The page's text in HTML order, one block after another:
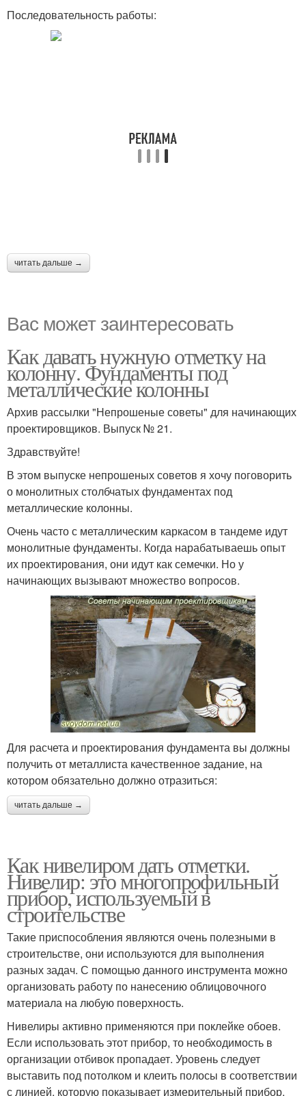
Последовательность работы:
читать дальше →
Вас может заинтересовать
Как давать нужную отметку на
колонну. Фундаменты под
металлические колонны
Архив рассылки "Непрошеные советы" для начинающих
проектировщиков. Выпуск № 21.
Здравствуйте!
В этом выпуске непрошеных советов я хочу поговорить
о монолитных столбчатых фундаментах под
металлические колонны.
Очень часто с металлическим каркасом в тандеме идут
монолитные фундаменты. Когда нарабатываешь опыт
их проектирования, они идут как семечки. Но у
начинающих вызывают множество вопросов.
Для расчета и проектирования фундамента вы должны
получить от металлиста качественное задание, на
котором обязательно должно отразиться:
читать дальше →
Как нивелиром дать отметки.
Нивелир: это многопрофильный
прибор, используемый в
строительстве
Такие приспособления являются очень полезными в
строительстве, они используются для выполнения
разных задач. С помощью данного инструмента можно
организовать работу по нанесению облицовочного
материала на любую поверхность.
Нивелиры активно применяются при поклейке обоев.
Если использовать этот прибор, то необходимость в
организации отбивок пропадает. Уровень следует
выставить под потолком и клеить полосы в соответствии
с линией, которую показывает измерительный прибор.